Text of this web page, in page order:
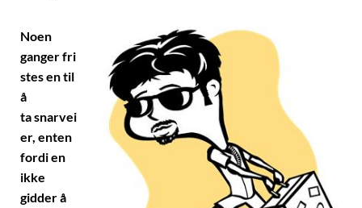
Noen
ganger fri
stes en til
å
ta snarvei
er, enten
fordi en
ikke
gidder å